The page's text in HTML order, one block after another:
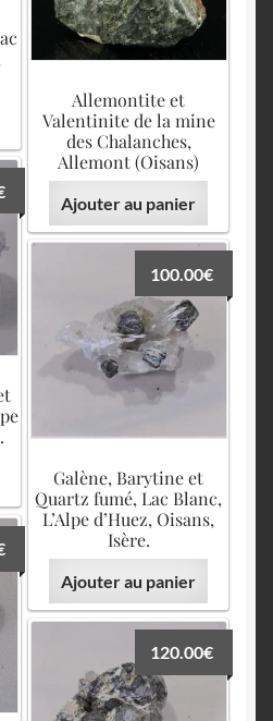
Allemontite et
Valentinite de la mine
des Chalanches,
Allemont (Oisans)
Ajouter au panier
Galène, Barytine et
Quartz fumé, Lac Blanc,
L’Alpe d’Huez, Oisans,
Isère.
100.00€
Ajouter au panier
120.00€